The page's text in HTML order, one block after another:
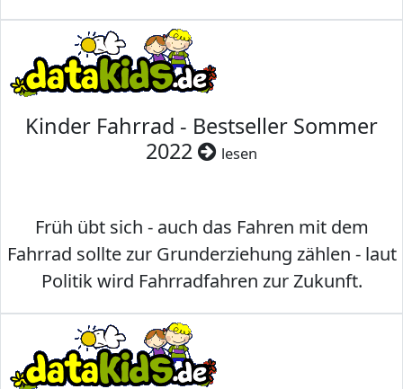
Kinder Fahrrad - Bestseller Sommer
2022
lesen
Früh übt sich - auch das Fahren mit dem
Fahrrad sollte zur Grunderziehung zählen - laut
Politik wird Fahrradfahren zur Zukunft.